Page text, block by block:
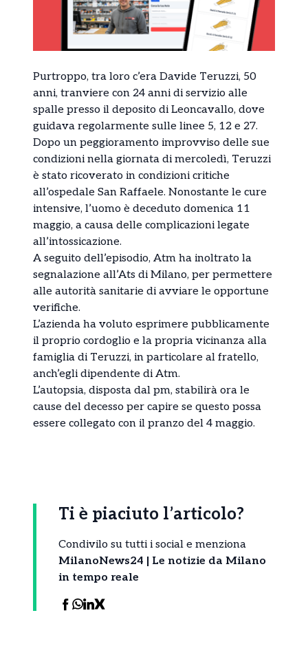
Purtroppo, tra loro c’era Davide Teruzzi, 50
anni, tranviere con 24 anni di servizio alle
spalle presso il deposito di Leoncavallo, dove
guidava regolarmente sulle linee 5, 12 e 27.
Dopo un peggioramento improvviso delle sue
condizioni nella giornata di mercoledì, Teruzzi
è stato ricoverato in condizioni critiche
all’ospedale San Raffaele. Nonostante le cure
intensive, l’uomo è deceduto domenica 11
maggio, a causa delle complicazioni legate
all’intossicazione.
A seguito dell’episodio, Atm ha inoltrato la
segnalazione all’Ats di Milano, per permettere
alle autorità sanitarie di avviare le opportune
verifiche.
L’azienda ha voluto esprimere pubblicamente
il proprio cordoglio e la propria vicinanza alla
famiglia di Teruzzi, in particolare al fratello,
anch’egli dipendente di Atm.
L’autopsia, disposta dal pm, stabilirà ora le
cause del decesso per capire se questo possa
essere collegato con il pranzo del 4 maggio.
Ti è piaciuto l’articolo?
Condivilo su tutti i social e menziona
MilanoNews24 | Le notizie da Milano
in tempo reale